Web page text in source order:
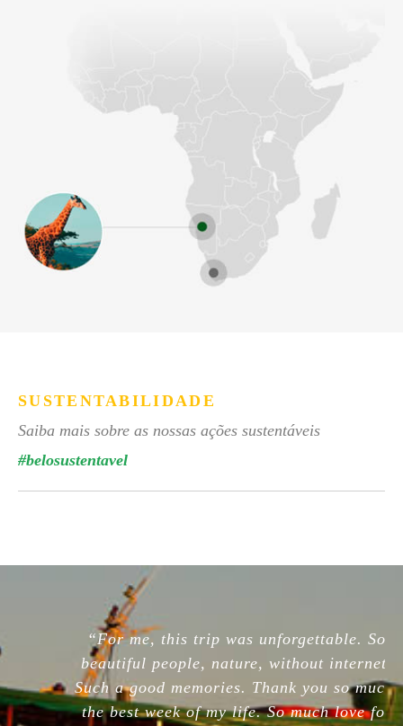
SUSTENTABILIDADE
Saiba mais sobre as nossas ações sustentáveis
#belosustentavel
“For me, this trip was unforgettable. So
beautiful people, nature, without internet.
Such a good memories. Thank you so much,
the best week of my life. So much love for